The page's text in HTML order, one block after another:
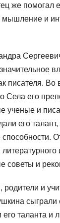
же помогал
мышление и
писателя.
Села его
ученые и
его
способности.
советы и
родители и
сыграли
таланта и